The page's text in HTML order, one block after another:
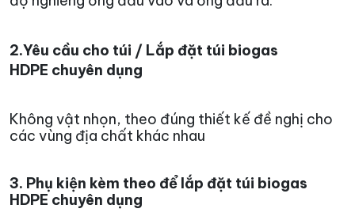
2.Yêu cầu cho túi / Lắp đặt túi biogas
HDPE chuyên dụng
Không vật nhọn, theo đúng thiết kế đề nghị cho
các vùng địa chất khác nhau
3. Phụ kiện kèm theo để lắp đặt túi biogas
HDPE chuyên dụng